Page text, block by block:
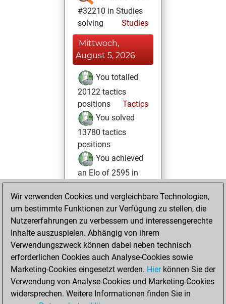
#32210 in Studies
solving
Studies
Mittwoch,
August 5, 2026
You totalled
20122 tactics
positions
Tactics
You solved
13780 tactics
positions
You achieved
an Elo of 2595 in
tactics positions
Montag, Oktober
28, 2024
You created
your Studies account
Studies
Sonntag,
Oktober 30, 2022
Wir verwenden Cookies und vergleichbare Technologien,
um bestimmte Funktionen zur Verfügung zu stellen, die
Nutzererfahrungen zu verbessern und interessengerechte
Inhalte auszuspielen. Abhängig von ihrem
Verwendungszweck können dabei neben technisch
erforderlichen Cookies auch Analyse-Cookies sowie
Marketing-Cookies eingesetzt werden. Hierkönnen Sie der
Verwendung von Analyse-Cookies und Marketing-Cookies
widersprechen. Weitere Informationen finden Sie in